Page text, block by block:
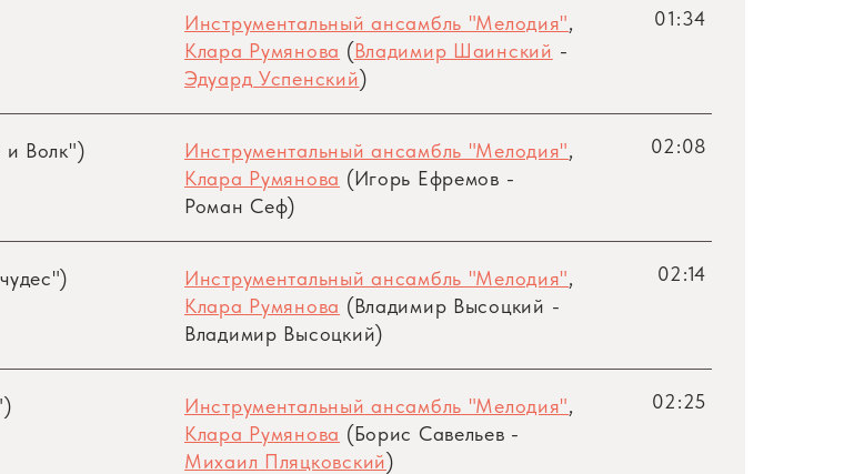
Инструментальный ансамбль "Мелодия",
Клара Румянова (Владимир Шаинский -
Эдуард Успенский)
01:34
Волк") Инструментальный ансамбль "Мелодия",
Клара Румянова (Игорь Ефремов -
Роман Сеф)
02:08
Инструментальный ансамбль "Мелодия",
Клара Румянова (Владимир Высоцкий -
Владимир Высоцкий)
02:14
Инструментальный ансамбль "Мелодия",
Клара Румянова (Борис Савельев -
Михаил Пляцковский)
02:25